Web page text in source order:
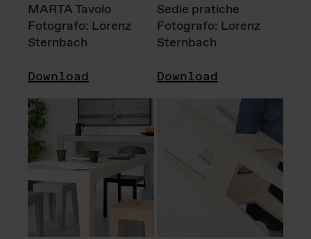
MARTA Tavolo
Fotografo: Lorenz
Sternbach
Download
Sedie pratiche
Fotografo: Lorenz
Sternbach
Download